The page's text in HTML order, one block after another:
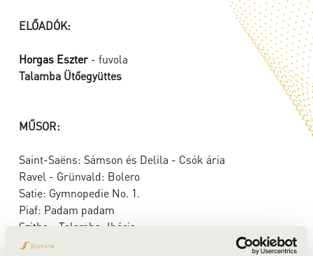
ELŐADÓK:
Horgas Eszter- fuvola
Talamba Ütőegyüttes
MŰSOR:
Saint-Saëns: Sámson és Delila - Csók ária
Ravel - Grünvald: Bolero
Satie: Gymnopedie No. 1.
Piaf: Padam padam
Szitha - Talamba: Ibéria
Tiersen - Szitha: Amelie csodálatos élete